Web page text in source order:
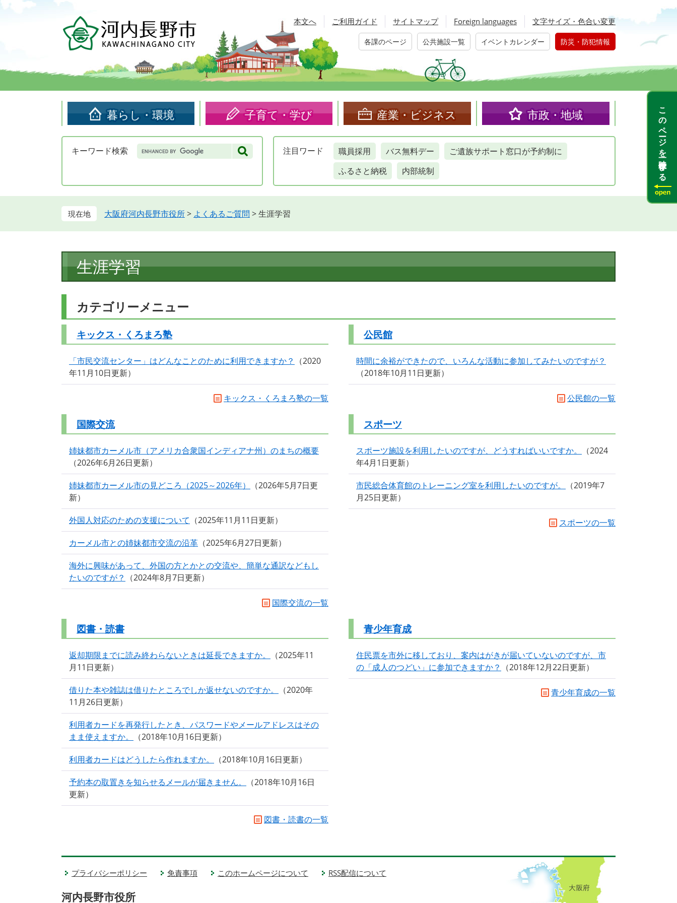
頭
す。
飛
し
本文へ ご利用ガイド サイトマップ Foreign languages 文字サイズ・色合い変更
各課のページ 公共施設一覧 イベントカレンダー 防災・防犯情報
暮らし・環境 子育て・学び 産業・ビジネス 市政・地域
キーワード検索 Google
カ
検
注目 ワード 職員採用 バス無料デー
ご遺族サポート窓口が予約制に
ふるさと納税
内部統制
大阪府河内長野市役所> よくあるご質問 >生涯学習
文
生涯学習
カテゴリーメニュー
キックス・くろまろ塾
「市民交流センター」はどんなことのために利用できますか？
2020
年11月10日更新
キックス・くろまろ塾の一覧
公民館
時間に余裕ができたので、いろんな活動に参加してみたいのですが？
2018年10月11日更新
公民館の一覧
国際交流
姉妹都市カーメル市（アメリカ合衆国インディアナ州）のまちの概要
2026年6月26日更新
姉妹都市カーメル市の見どころ（2025～2026年）
2026年5月7日更
新
外国人対応のための支援について 2025年11月11日更新
カーメル市との姉妹都市交流の沿革 2025年6月27日更新
海外に興味があって、外国の方とかとの交流や、簡単な通訳などもし
たいのですが？
2024年8月7日更新
国際交流の一覧
スポーツ
スポーツ施設を利用したいのですが、どうすればいいですか。
2024
年4月1日更新
市民総合体育館のトレーニング室を利用したいのですが。
2019年7
月25日更新
スポーツの一覧
図書・読書
返却期限までに読み終わらないときは延長できますか。
2025年11
月11日更新
借りた本や雑誌は借りたところでしか返せないのですか。
2020年
11月26日更新
利用者カードを再発行したとき、パスワードやメールアドレスはその
まま使えますか。
2018年10月16日更新
利用者カードはどうしたら作れますか。 2018年10月16日更新
予約本の取置きを知らせるメールが届きません。
2018年10月16日
更新
図書・読書の一覧
青少年育成
住民票を市外に移しており、案内はがきが届いていないのですが、市
の「成人のつどい」に参加できますか？
2018年12月22日更新
青少年育成の一覧
プライバシーポリシー 免責事項 このホームページについて RSS配信について
河内長野市役所
このページを一時保存する